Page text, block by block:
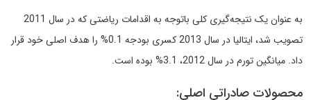
به عنوان یک نتیجه‌گیری کلی باتوجه به اقدامات ریاضتی که در سال 2011
تصویب شد، ایتالیا در سال 2013 کسری بودجه 0.1% را هدف اصلی خود قرار
داد. میانگین تورم در سال 2012، 3.1% بوده است.
محصولات صادراتی اصلی: